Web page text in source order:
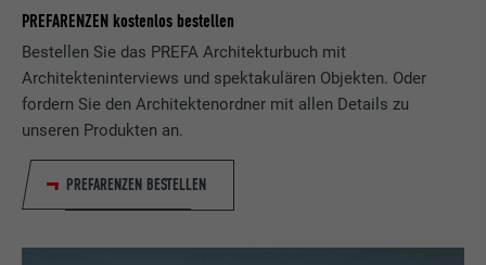
PREFARENZEN kostenlos bestellen
Bestellen Sie das PREFA Architekturbuch mit
Architekteninterviews und spektakulären Objekten. Oder
fordern Sie den Architektenordner mit allen Details zu
unseren Produkten an.
PREFARENZEN BESTELLEN